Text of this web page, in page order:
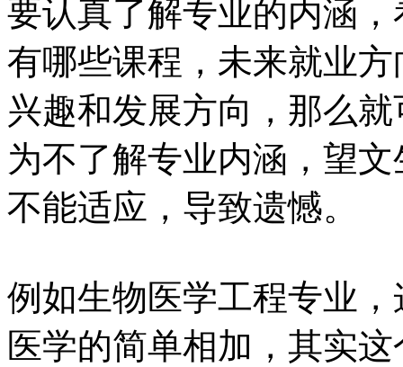
要认真了解专业的内涵
有哪些课程，未来就业
兴趣和发展方向，那么
为不了解专业内涵，望
不能适应，导致遗憾。
例如生物医学工程专业
医学的简单相加，其实